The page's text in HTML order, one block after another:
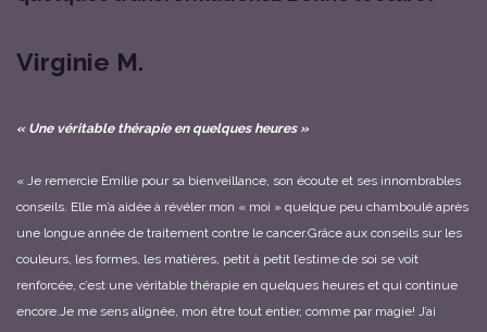
Virginie M.
« Une véritable thérapie en quelques heures »
« Je remercie Emilie pour sa bienveillance, son écoute et ses innombrables
conseils. Elle m’a aidée à révéler mon « moi » quelque peu chamboulé après
une longue année de traitement contre le cancer.Grâce aux conseils sur les
couleurs, les formes, les matières, petit à petit l’estime de soi se voit
renforcée, c’est une véritable thérapie en quelques heures et qui continue
encore.Je me sens alignée, mon être tout entier, comme par magie! J’ai